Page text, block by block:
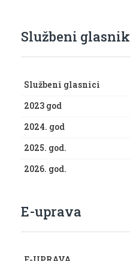
Službeni glasnik
Službeni glasnici
2023 god
2024. god
2025. god.
2026. god.
E-uprava